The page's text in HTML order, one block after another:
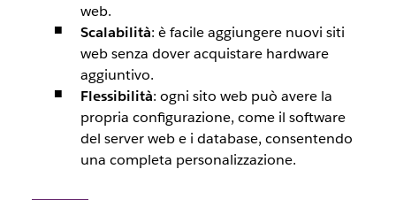
web.
Scalabilità: è facile aggiungere nuovi siti
web senza dover acquistare hardware
aggiuntivo.
Flessibilità: ogni sito web può avere la
propria configurazione, come il software
del server web e i database, consentendo
una completa personalizzazione.